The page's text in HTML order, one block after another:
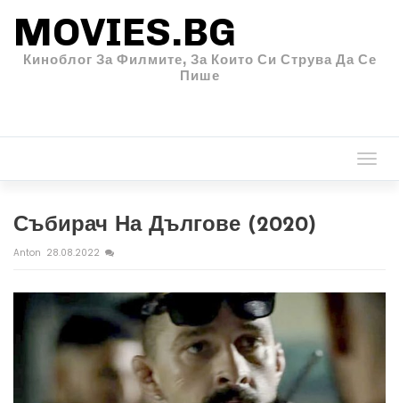
MOVIES.BG
Киноблог За Филмите, За Които Си Струва Да Се
Пише
Събирач На Дългове (2020)
Anton 28.08.2022